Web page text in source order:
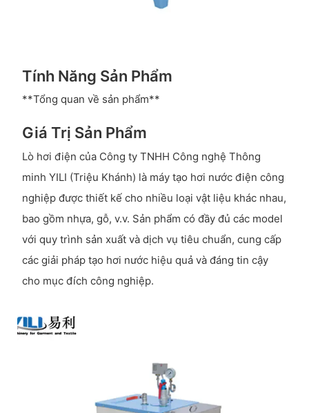
Tính Năng Sản Phẩm
**Tổng quan về sản phẩm**
Giá Trị Sản Phẩm
Lò hơi điện của Công ty TNHH Công nghệ Thông
minh YILI (Triệu Khánh) là máy tạo hơi nước điện công
nghiệp được thiết kế cho nhiều loại vật liệu khác nhau,
bao gồm nhựa, gỗ, v.v. Sản phẩm có đầy đủ các model
với quy trình sản xuất và dịch vụ tiêu chuẩn, cung cấp
các giải pháp tạo hơi nước hiệu quả và đáng tin cậy
cho mục đích công nghiệp.